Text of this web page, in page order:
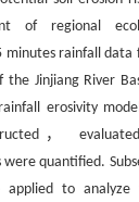
of regional
minutes rainfall data
the Jinjiang River
erosivity
，
quantified.
to analyze